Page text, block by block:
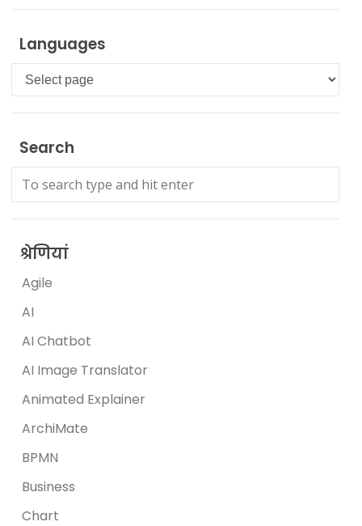
Languages
Languages
Search
श्रेणियां
Agile
AI
AI Chatbot
AI Image Translator
Animated Explainer
ArchiMate
BPMN
Business
Chart